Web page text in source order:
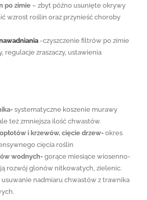
po zimie– zbyt późno usunięte okrywy
wzrost roślin oraz przynieść choroby
-czyszczenie filtrów po zimie
regulacje zraszaczy, ustawienia
systematyczne koszenie murawy
też zmniejsza ilość chwastów.
i krzewów, cięcie drzew-okres
cięcia roślin
wodnych-gorące miesiące wiosenno-
rozwój glonów nitkowatych, zielenic.
usuwanie nadmiaru chwastów z trawnika